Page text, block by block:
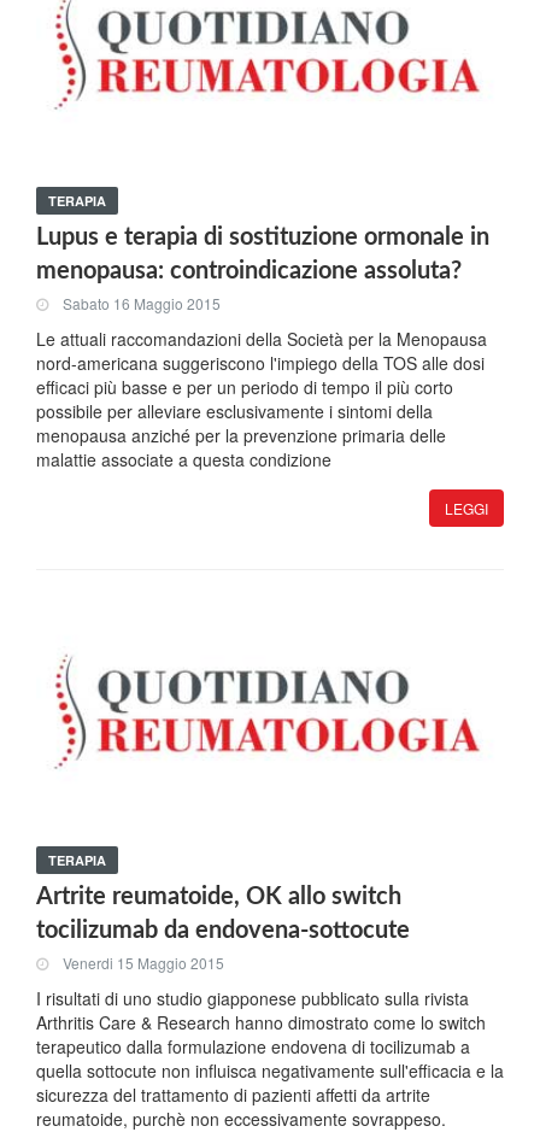
TERAPIA
Lupus e terapia di sostituzione ormonale in
menopausa: controindicazione assoluta?
Sabato 16 Maggio 2015
Le attuali raccomandazioni della Società per la Menopausa
nord-americana suggeriscono l'impiego della TOS alle dosi
efficaci più basse e per un periodo di tempo il più corto
possibile per alleviare esclusivamente i sintomi della
menopausa anziché per la prevenzione primaria delle
malattie associate a questa condizione
LEGGI
TERAPIA
Artrite reumatoide, OK allo switch
tocilizumab da endovena-sottocute
Venerdi 15 Maggio 2015
I risultati di uno studio giapponese pubblicato sulla rivista
Arthritis Care & Research hanno dimostrato come lo switch
terapeutico dalla formulazione endovena di tocilizumab a
quella sottocute non influisca negativamente sull'efficacia e la
sicurezza del trattamento di pazienti affetti da artrite
reumatoide, purchè non eccessivamente sovrappeso.